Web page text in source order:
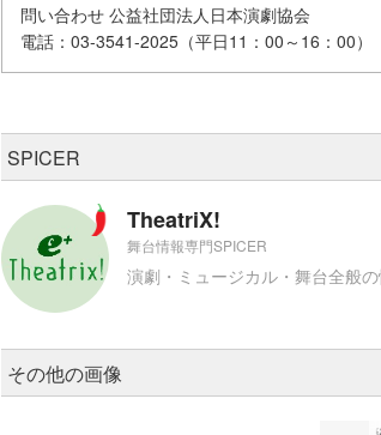
問い合わせ 公益社団法人日本演劇協会
電話：03-3541-2025（平日11：00～16：00）
SPICER
TheatriX!
舞台情報専門SPICER
演劇・ミュージカル・舞台全般の
その他の画像